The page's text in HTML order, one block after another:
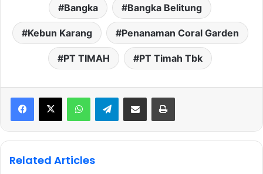
Bangka Bangka Belitung
Kebun Karang Penanaman Coral Garden
PT TIMAH PT Timah Tbk
WhatsAppTelegramShare via Email Print
Related Articles